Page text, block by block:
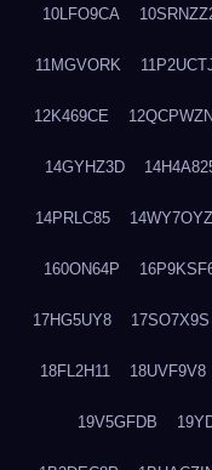
10LFO9CA
11MGVORK
12K469CE 12QCPWZN
14GYHZ3D
14PRLC85 14WY7OYZ
160ON64P
17HG5UY8 17SO7X9S
18FL2H11 18UVF9V8
19V5GFDB